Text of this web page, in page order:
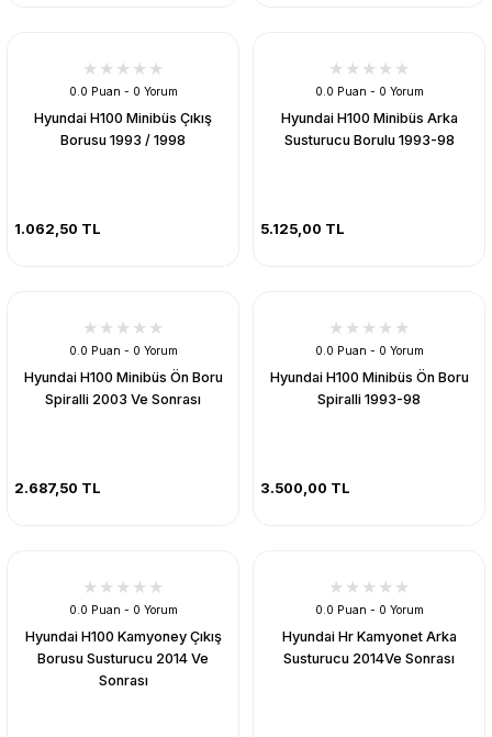
0.0 Puan - 0 Yorum
Hyundai H100 Minibüs Çıkış
Borusu 1993 / 1998
1.062,50 TL
0.0 Puan - 0 Yorum
Hyundai H100 Minibüs Arka
Susturucu Borulu 1993-98
5.125,00 TL
0.0 Puan - 0 Yorum
Hyundai H100 Minibüs Ön Boru
Spiralli 2003 Ve Sonrası
2.687,50 TL
0.0 Puan - 0 Yorum
Hyundai H100 Minibüs Ön Boru
Spiralli 1993-98
3.500,00 TL
0.0 Puan - 0 Yorum
Hyundai H100 Kamyoney Çıkış
Borusu Susturucu 2014 Ve
Sonrası
0.0 Puan - 0 Yorum
Hyundai Hr Kamyonet Arka
Susturucu 2014Ve Sonrası